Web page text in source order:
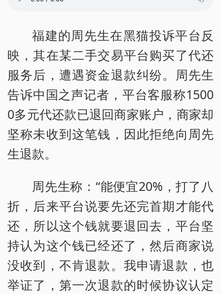
福建的周先生在黑猫投诉平台反
映，其在某二手交易平台购买了代还
服务后，遭遇资金退款纠纷。周先生
告诉中国之声记者，平台客服称1500
0多元代还款已退回商家账户，商家却
坚称未收到这笔钱，因此拒绝向周先
生退款。
周先生称：“能便宜20%，打了八
折，后来平台说要先还完首期才能代
还，所以这个钱就要退回去，平台坚
持认为这个钱已经还了，然后商家说
没收到，不肯退款。我申请退款，也
举证了，第一次退款的时候协议认定